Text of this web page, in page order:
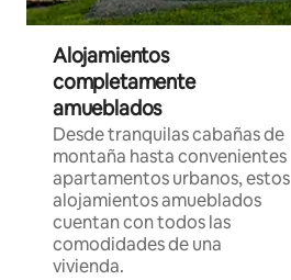
Alojamientos
completamente
amueblados
Desde tranquilas cabañas de
montaña hasta convenientes
apartamentos urbanos, estos
alojamientos amueblados
cuentan con todos las
comodidades de una
vivienda.